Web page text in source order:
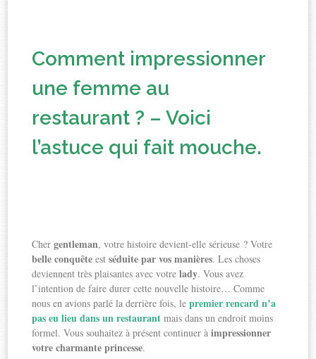
Comment impressionner
une femme au
restaurant ? – Voici
l’astuce qui fait mouche.
Chergentleman, votre histoire devient-elle sérieuse ? Votre
belle conquête estséduite par vos manières. Les choses
deviennent très plaisantes avec votrelady. Vous avez
l’intention de faire durer cette nouvelle histoire… Comme
nous en avions parlé la derrière fois, lepremier rencard n’a
pas eu lieu dans un restaurant mais dans un endroit moins
formel. Vous souhaitez à présent continuer àimpressionner
votre charmante princesse.